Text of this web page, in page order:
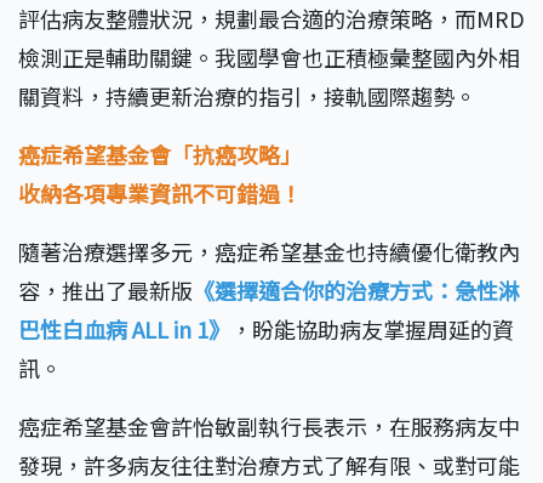
評估病友整體狀況，規劃最合適的治療策略，而MRD
檢測正是輔助關鍵。我國學會也正積極彙整國內外相
關資料，持續更新治療的指引，接軌國際趨勢。
癌症希望基金會「抗癌攻略」
收納各項專業資訊不可錯過！
隨著治療選擇多元，癌症希望基金也持續優化衛教內
容，推出了最新版 《選擇適合你的治療方式：急性淋
巴性白血病 ALL in 1》
，盼能協助病友掌握周延的資
訊。
癌症希望基金會許怡敏副執行長表示，在服務病友中
發現，許多病友往往對治療方式了解有限、或對可能